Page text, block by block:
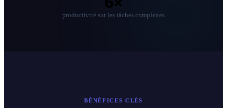
productivité sur les tâches complexes
BÉNÉFICES CLÉS